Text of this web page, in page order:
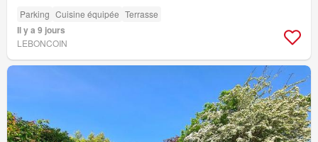
Parking Cuisine équipée Terrasse
Il y a 9 jours
LEBONCOIN